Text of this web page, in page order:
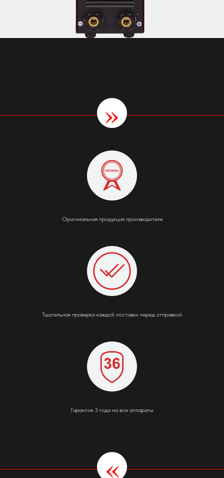
»
Оригинальная продукция производителя
Тщательная проверка каждой поставки перед отправкой
Гарантия 3 года на все аппараты
«